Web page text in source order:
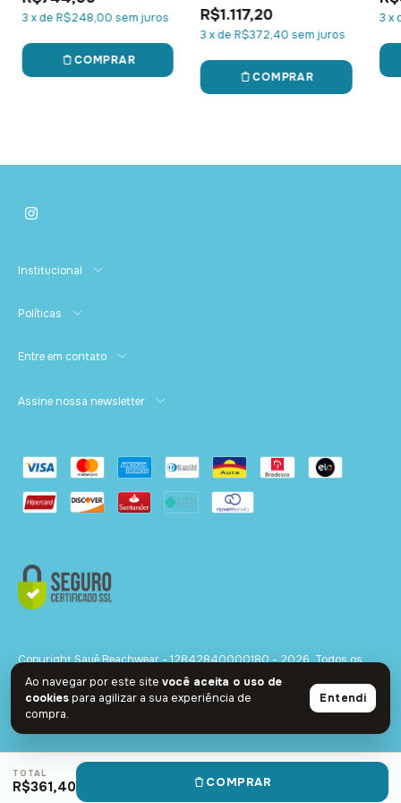
Ao navegar por este site você aceita o uso de
cookiespara agilizar a sua experiência de
compra.
Entendi
TOTAL
R$361,40 COMPRAR
3 xde R$248,00 sem juros
COMPRAR
R$1.117,20
3 xdeR$372,40 sem juros
COMPRAR
3 x
Institucional
Políticas
Entre em contato
Assine nossa newsletter
Copyright Sauê Beachwear - 12842840000180 - 2026. Todos os